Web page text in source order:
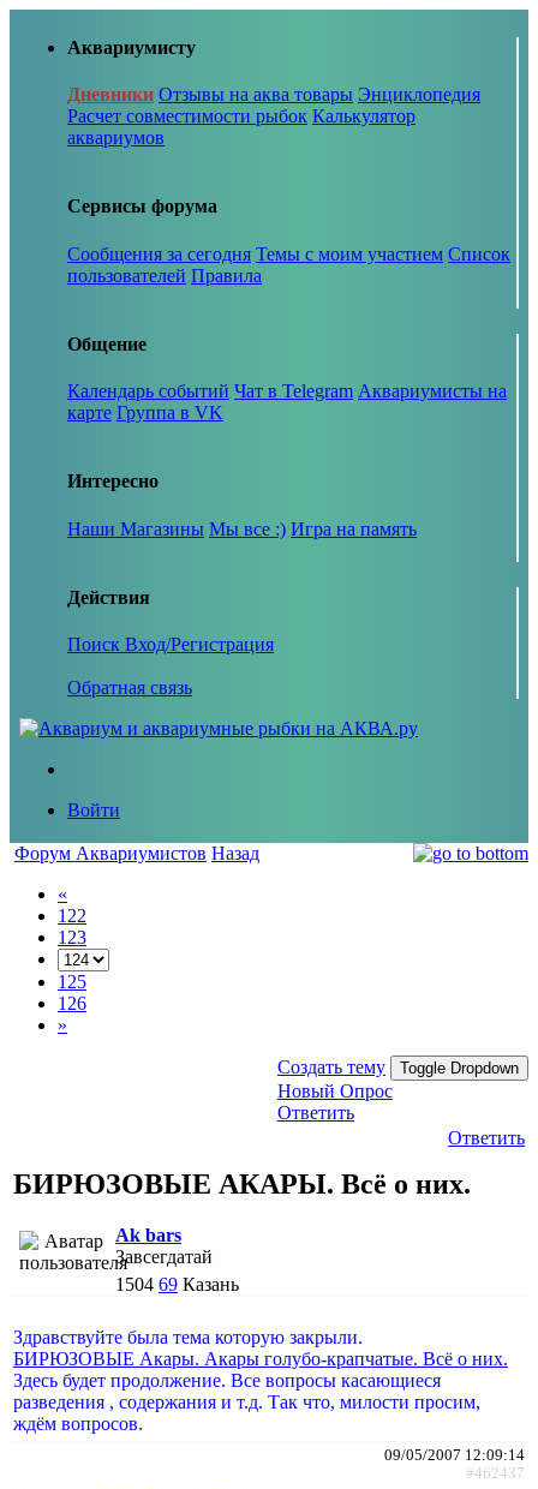
Аквариумисту
Дневники Отзывы на аква товары Энциклопедия
Расчет совместимости рыбок Калькулятор
аквариумов
Сервисы форума
Сообщения за сегодня Темы с моим участием Список
пользователей Правила
Общение
Календарь событий Чат в Telegram Аквариумисты на
карте Группа в VK
Интересно
Наши Магазины Мы все :) Игра на память
Действия
Поиск Вход/Регистрация
Обратная связь
Войти
Форум Аквариумистов Назад
«
122
123
125
126
»
Создать тему Toggle Dropdown
Новый Опрос
Ответить
Ответить
БИРЮЗОВЫЕ АКАРЫ. Всё о них.
Ak bars
Завсегдатай
1504 69 Казань
Здравствуйте была тема которую закрыли.
БИРЮЗОВЫЕ Акары. Акары голубо-крапчатые. Всё о них.
Здесь будет продолжение. Все вопросы касающиеся
разведения , содержания и т.д. Так что, милости просим,
ждём вопросов.
09/05/2007 12:09:14
#462437